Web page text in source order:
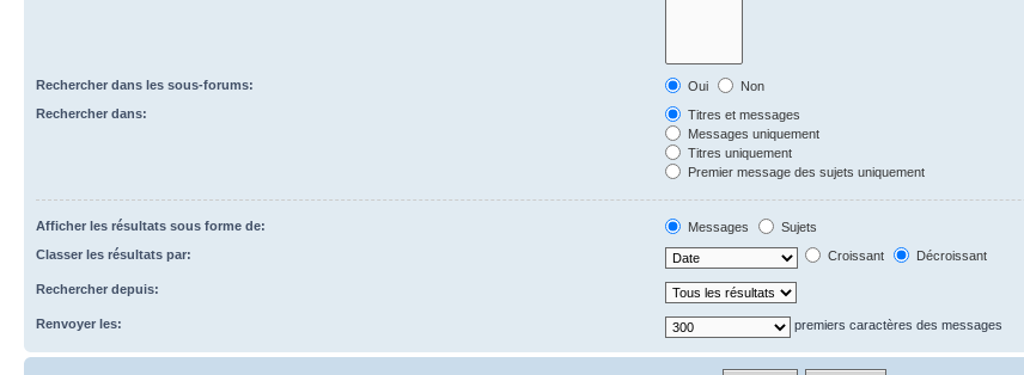
Rechercher dans les sous-forums: Oui
Non
Rechercher dans:
Titres et messages
Messages uniquement
Titres uniquement
Premier message des sujets uniquement
Afficher les résultats sous forme de: Messages
Sujets
Classer les résultats par:
Croissant Décroissant
Rechercher depuis:
Renvoyer les: premiers caractères des messages